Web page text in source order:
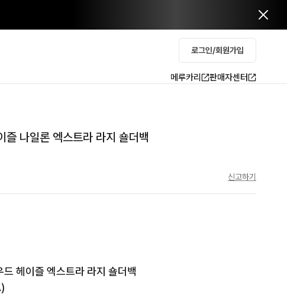
로그인/회원가입
메루카리 판매자센터
즐 나일론 엑스트라 라지 숄더백
신고하기
헤이즐 엑스트라 라지 숄더백